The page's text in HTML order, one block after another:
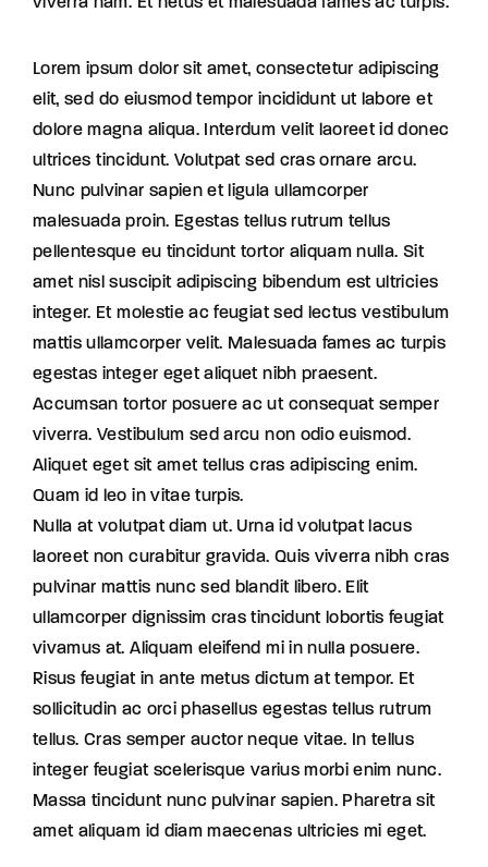
Lorem ipsum dolor sit amet, consectetur adipiscing
elit, sed do eiusmod tempor incididunt ut labore et
dolore magna aliqua. Interdum velit laoreet id donec
ultrices tincidunt. Volutpat sed cras ornare arcu.
Nunc pulvinar sapien et ligula ullamcorper
malesuada proin. Egestas tellus rutrum tellus
pellentesque eu tincidunt tortor aliquam nulla. Sit
amet nisl suscipit adipiscing bibendum est ultricies
integer. Et molestie ac feugiat sed lectus vestibulum
mattis ullamcorper velit. Malesuada fames ac turpis
egestas integer eget aliquet nibh praesent.
Accumsan tortor posuere ac ut consequat semper
viverra. Vestibulum sed arcu non odio euismod.
Aliquet eget sit amet tellus cras adipiscing enim.
Quam id leo in vitae turpis.
Nulla at volutpat diam ut. Urna id volutpat lacus
laoreet non curabitur gravida. Quis viverra nibh cras
pulvinar mattis nunc sed blandit libero. Elit
ullamcorper dignissim cras tincidunt lobortis feugiat
vivamus at. Aliquam eleifend mi in nulla posuere.
Risus feugiat in ante metus dictum at tempor. Et
sollicitudin ac orci phasellus egestas tellus rutrum
tellus. Cras semper auctor neque vitae. In tellus
integer feugiat scelerisque varius morbi enim nunc.
Massa tincidunt nunc pulvinar sapien. Pharetra sit
amet aliquam id diam maecenas ultricies mi eget.